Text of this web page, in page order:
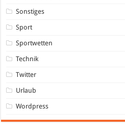
Sonstiges
Sport
Sportwetten
Technik
Twitter
Urlaub
Wordpress